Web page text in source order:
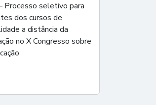
Processo seletivo para
dos cursos de
a distância da
no X Congresso sobre